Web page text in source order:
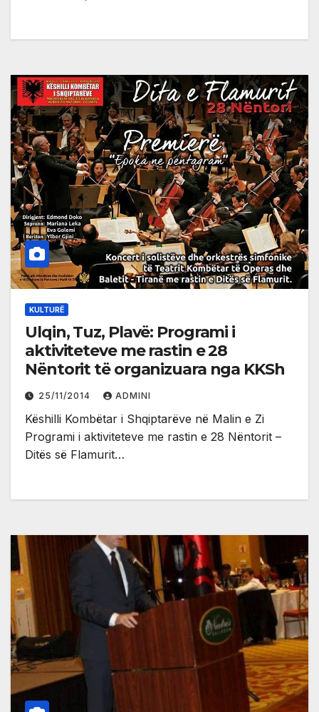
KULTURË
Ulqin, Tuz, Plavë: Programi i
aktiviteteve me rastin e 28
Nëntorit të organizuara nga KKSh
25/11/2014 ADMINI
Këshilli Kombëtar i Shqiptarëve në Malin e Zi
Programi i aktiviteteve me rastin e 28 Nëntorit –
Ditës së Flamurit…